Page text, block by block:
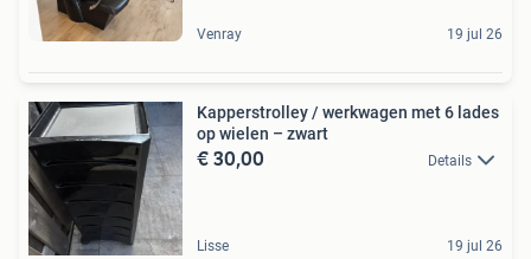
Venray 19 jul 26
Kapperstrolley / werkwagen met 6 lades
op wielen – zwart
€ 30,00 Details
Lisse 19 jul 26